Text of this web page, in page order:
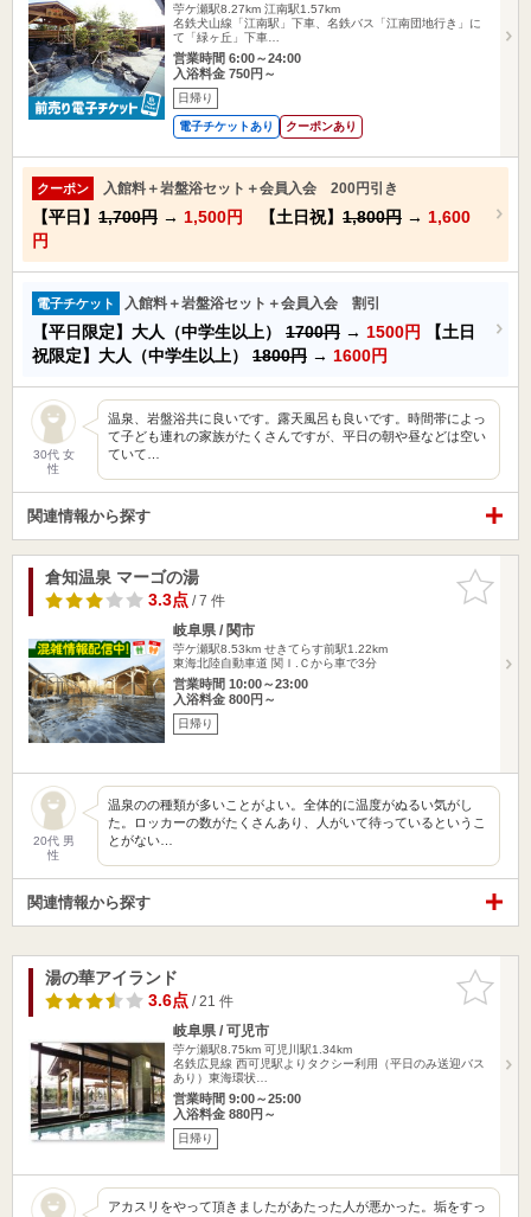
苧ケ瀬駅8.27km 江南駅1.57km
名鉄犬山線「江南駅」下車、名鉄バス「江南団地行き」に
て「緑ヶ丘」下車…
営業時間 6:00～24:00
入浴料金 750円～
日帰り
電子チケットあり クーポンあり
クーポン 入館料＋岩盤浴セット＋会員入会 200円引き
【平日】 1,700円 → 1,500円 【土日祝】 1,800円 → 1,600
円
電子チケット 入館料＋岩盤浴セット＋会員入会 割引
【平日限定】大人（中学生以上） 1700円 → 1500円
【土日
祝限定】大人（中学生以上） 1800円 → 1600円
30代 女
性
温泉、岩盤浴共に良いです。露天風呂も良いです。時間帯によっ
て子ども連れの家族がたくさんですが、平日の朝や昼などは空い
ていて…
関連情報から探す
お気に入
りに追加
倉知温泉 マーゴの湯
3.3点/ 7 件
岐阜県 / 関市
苧ケ瀬駅8.53km せきてらす前駅1.22km
東海北陸自動車道 関Ｉ.Ｃから車で3分
営業時間 10:00～23:00
入浴料金 800円～
日帰り
20代 男
性
温泉のの種類が多いことがよい。全体的に温度がぬるい気がし
た。ロッカーの数がたくさんあり、人がいて待っているというこ
とがない…
関連情報から探す
お気に入
りに追加
湯の華アイランド
3.6点/ 21 件
岐阜県 / 可児市
苧ケ瀬駅8.75km 可児川駅1.34km
名鉄広見線 西可児駅よりタクシー利用（平日のみ送迎バス
あり）東海環状…
営業時間 9:00～25:00
入浴料金 880円～
日帰り
アカスリをやって頂きましたがあたった人が悪かった。垢をすっ